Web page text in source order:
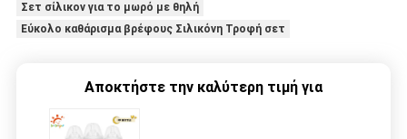
Σετ σίλικον για το μωρό με θηλή
Εύκολο καθάρισμα βρέφους Σιλικόνη Τροφή σετ
Αποκτήστε την καλύτερη τιμή για